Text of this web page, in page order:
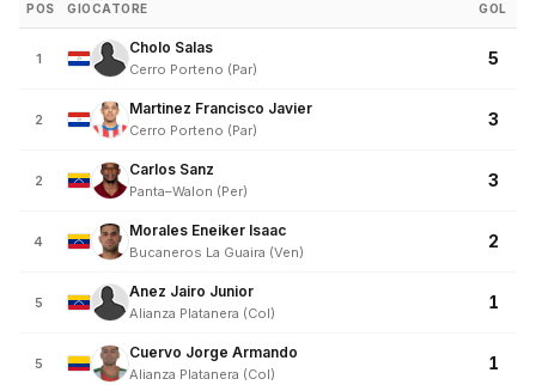
POS GIOCATORE GOL
1
Cholo Salas
Cerro Porteno (Par)
5
2
Martinez Francisco Javier
Cerro Porteno (Par)
3
2
Carlos Sanz
Panta–Walon (Per)
3
4
Morales Eneiker Isaac
Bucaneros La Guaira (Ven)
2
5
Anez Jairo Junior
Alianza Platanera (Col)
1
5
Cuervo Jorge Armando
Alianza Platanera (Col)
1